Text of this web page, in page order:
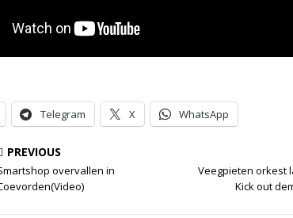
Telegram X WhatsApp
PREVIOUS
overvallen in
Veegpieten orkest
Kick out